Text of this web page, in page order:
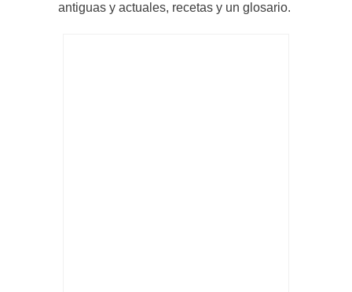
antiguas y actuales, recetas y un glosario.